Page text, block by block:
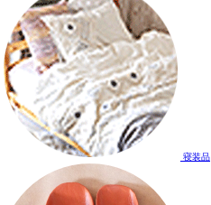
寝装品